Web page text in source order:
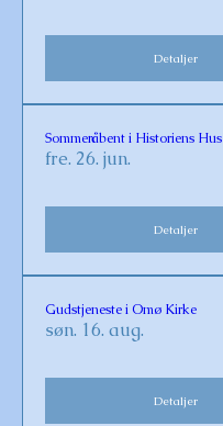
Detaljer
Sommeråbent i Historiens Hus
fre. 26. jun.
Detaljer
Gudstjeneste i Omø Kirke
søn. 16. aug.
Detaljer